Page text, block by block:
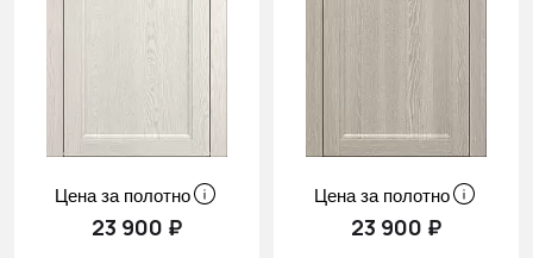
Цена за полотно
23 900 ₽
Цена за полотно
23 900 ₽